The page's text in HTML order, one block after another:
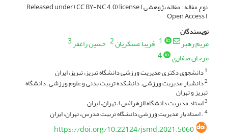
نوع مقاله : مقاله پژوهشی Released under (CC BY-NC 4.0) license I
Open Access I
نویسندگان
مریم رهبر 1 فریبا عسکریان2 حسین راغفر3
مرجان صفاری
4
1دانشجوی دکتری مدیریت ورزشی دانشگاه تبریز، تبریز، ایران
2دانشیار مدیریت ورزشی. دانشکده تربیت بدنی و علوم ورزشی. دانشگاه
تبریز و تهران
3استاد مدیریت دانشگاه الزهرا(س)، تهران، ایران
4. استادیار مدیریت ورزشی دانشگاه تربیت مدرس، تهران، ایران
https://doi.org/10.22124/jsmd.2021.5060